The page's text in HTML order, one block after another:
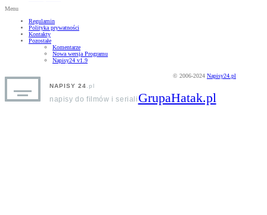
Menu
Regulamin
Polityka prywatności
Kontakty
Pozostałe
Komentarze
Nowa wersja Programu
Napisy24 v1.9
© 2006-2024 Napisy24.pl
NAPISY 24 .pl
napisy do filmów i seriali GrupaHatak.pl